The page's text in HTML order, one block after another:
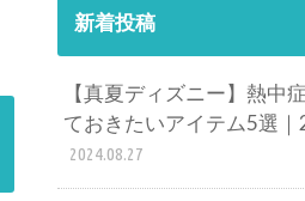
新着投稿
【真夏ディズニー】熱中
ておきたいアイテム5選
2024.08.27